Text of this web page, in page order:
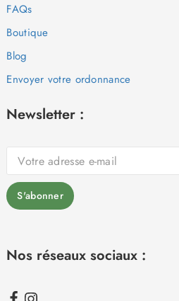
FAQs
Boutique
Blog
Envoyer votre ordonnance
Newsletter :
Nos réseaux sociaux :